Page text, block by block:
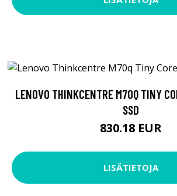
LENOVO THINKCENTRE M70Q TINY
SSD
830.18 EUR
LISÄTIETOJA